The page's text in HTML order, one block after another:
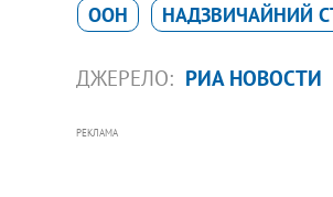
ООН НАДЗВИЧАЙНИЙ
ДЖЕРЕЛО: РИА НОВОСТИ
РЕКЛАМА